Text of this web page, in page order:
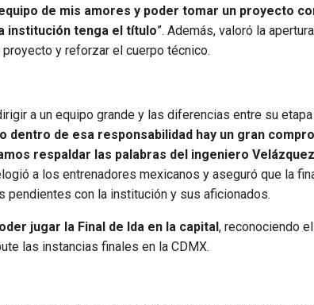
de mis amores y poder tomar un proyecto
institución tenga el título”. Además, valoró la
y reforzar el cuerpo técnico.
a un equipo grande y las diferencias entre su
dentro de esa responsabilidad hay un gran
respaldar las palabras del ingeniero
a los entrenadores mexicanos y aseguró que la
pendientes con la institución y sus aficionados.
jugar la Final de Ida en la capital , reconociendo
las instancias finales en la CDMX.